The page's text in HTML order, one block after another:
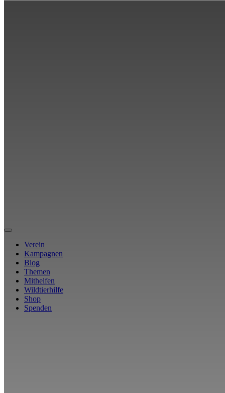
Verein
Kampagnen
Blog
Themen
Mithelfen
Wildtierhilfe
Shop
Spenden